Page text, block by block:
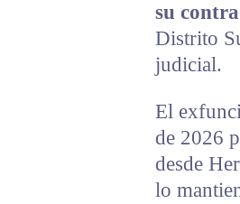
su contra
Distrito
judicial.
El
de 2026
desde
lo